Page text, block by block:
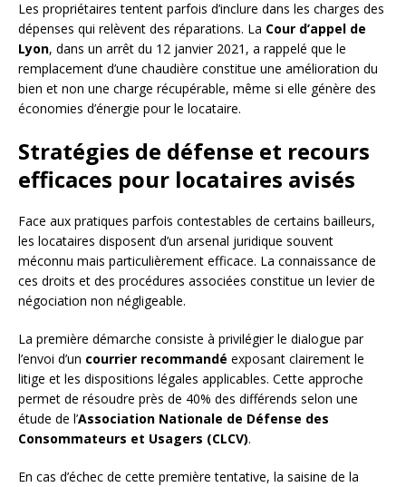
Les propriétaires tentent parfois d’inclure dans les charges des
dépenses qui relèvent des réparations. La Cour d’appel de
Lyon, dans un arrêt du 12 janvier 2021, a rappelé que le
remplacement d’une chaudière constitue une amélioration du
bien et non une charge récupérable, même si elle génère des
économies d’énergie pour le locataire.
Stratégies de défense et recours
efficaces pour locataires avisés
Face aux pratiques parfois contestables de certains bailleurs,
les locataires disposent d’un arsenal juridique souvent
méconnu mais particulièrement efficace. La connaissance de
ces droits et des procédures associées constitue un levier de
négociation non négligeable.
La première démarche consiste à privilégier le dialogue par
l’envoi d’un courrier recommandé exposant clairement le
litige et les dispositions légales applicables. Cette approche
permet de résoudre près de 40% des différends selon une
étude de l’Association Nationale de Défense des
Consommateurs et Usagers (CLCV).
En cas d’échec de cette première tentative, la saisine de la